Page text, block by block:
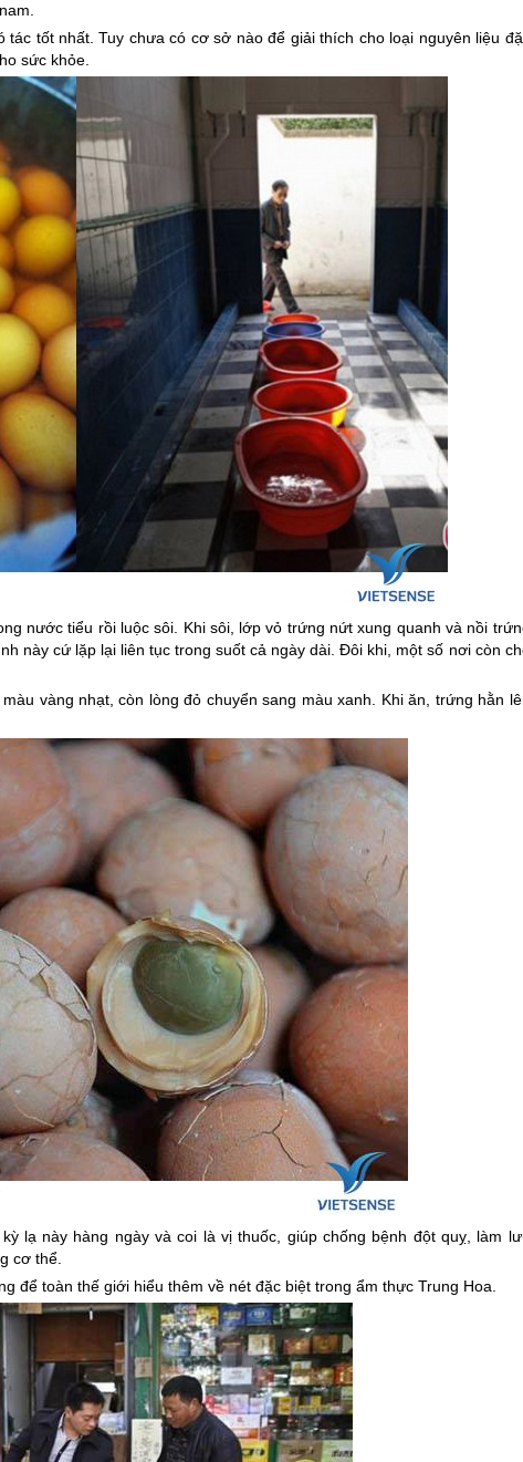
tốt nhất. Tuy chưa có cơ sở nào để giải thích cho loại nguyên liệu
sức khỏe.
nước tiểu rồi luộc sôi. Khi sôi, lớp vỏ trứng nứt xung quanh và nồi
này cứ lặp lại liên tục trong suốt cả ngày dài. Đôi khi, một số nơi còn
vàng nhạt, còn lòng đỏ chuyển sang màu xanh. Khi ăn, trứng hằn
lạ này hàng ngày và coi là vị thuốc, giúp chống bệnh đột quỵ, làm
cơ thể.
để toàn thế giới hiểu thêm về nét đặc biệt trong ẩm thực Trung Hoa.